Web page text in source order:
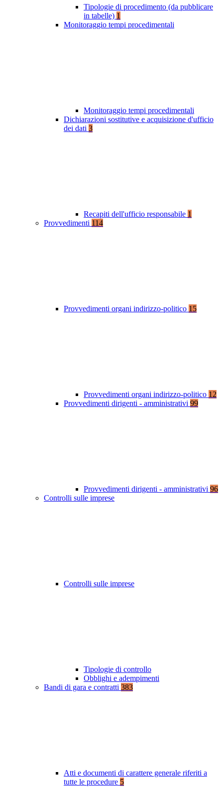
Tipologie di procedimento (da pubblicare
in tabelle) 1
Monitoraggio tempi procedimentali
Monitoraggio tempi procedimentali
Dichiarazioni sostitutive e acquisizione d'ufficio
dei dati 3
Recapiti dell'ufficio responsabile 1
Provvedimenti 114
Provvedimenti organi indirizzo-politico 15
Provvedimenti organi indirizzo-politico 12
Provvedimenti dirigenti - amministrativi 99
Provvedimenti dirigenti - amministrativi 96
Controlli sulle imprese
Controlli sulle imprese
Tipologie di controllo
Obblighi e adempimenti
Bandi di gara e contratti 383
Atti e documenti di carattere generale riferiti a
tutte le procedure 5